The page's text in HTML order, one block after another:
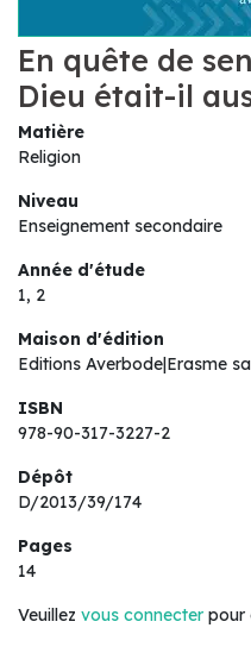
En quête de
Dieu était-il
Matière
Religion
Niveau
Enseignement secondaire
Année d'étude
1, 2
Maison d'édition
Editions Averbode|Erasme sa
ISBN
978-90-317-3227-2
Dépôt
D/2013/39/174
Pages
14
Veuillez vous connecter pour